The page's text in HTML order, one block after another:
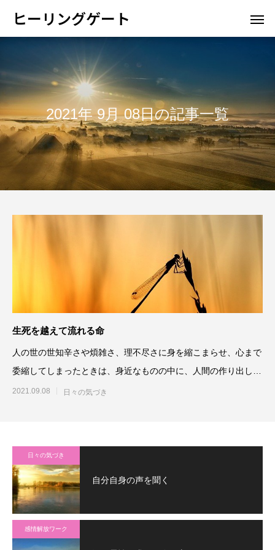
ヒーリングゲート
2021年 9月 08日の記事一覧
生死を越えて流れる命
人の世の世知辛さや煩雑さ、理不尽さに身を縮こまらせ、心まで
委縮してしまったときは、身近なものの中に、人間の作り出した
枠組みを離れさせてくれる
2021.09.08 日々の気づき
日々の気づき
自分自身の声を聞く
感情解放ワーク